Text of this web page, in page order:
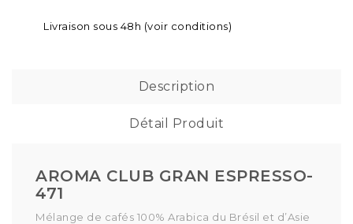
Livraison sous 48h (voir conditions)
Description
Détail Produit
AROMA CLUB GRAN ESPRESSO-
471
Mélange de cafés 100% Arabica du Brésil et d’Asie